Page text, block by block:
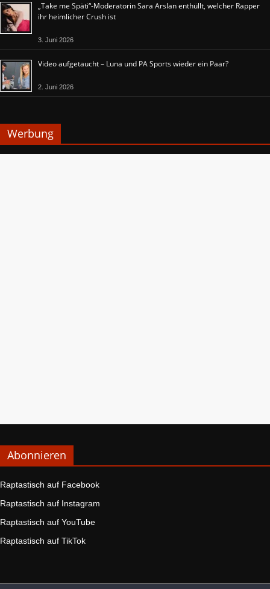
„Take me Späti“-Moderatorin Sara Arslan enthüllt, welcher Rapper
ihr heimlicher Crush ist
3. Juni 2026
Video aufgetaucht – Luna und PA Sports wieder ein Paar?
2. Juni 2026
Werbung
Abonnieren
Raptastisch auf Facebook
Raptastisch auf Instagram
Raptastisch auf YouTube
Raptastisch auf TikTok